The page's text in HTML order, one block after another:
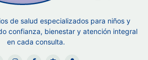
de salud especializados para niños y
confianza, bienestar y atención integral
en cada consulta.